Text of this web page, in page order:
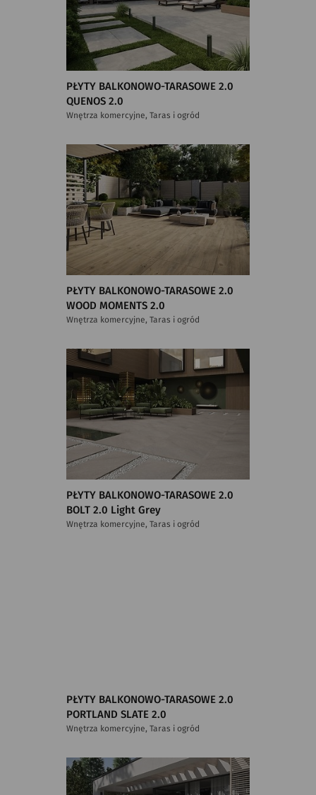
PŁYTY BALKONOWO-TARASOWE 2.0
QUENOS 2.0
Wnętrza komercyjne, Taras i ogród
PŁYTY BALKONOWO-TARASOWE 2.0
WOOD MOMENTS 2.0
Wnętrza komercyjne, Taras i ogród
PŁYTY BALKONOWO-TARASOWE 2.0
BOLT 2.0 Light Grey
Wnętrza komercyjne, Taras i ogród
PŁYTY BALKONOWO-TARASOWE 2.0
PORTLAND SLATE 2.0
Wnętrza komercyjne, Taras i ogród